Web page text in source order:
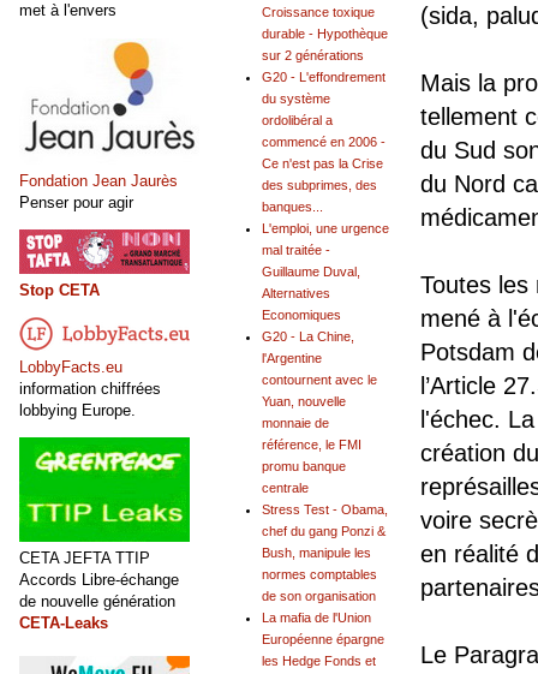
(sida,
Mais la
tellement
du Sud
du Nord
Toutes les
mené à
Potsdam
l’Article
l'échec.
création
voire
en réalité
Le
Croissance toxique
durable - Hypothèque
sur 2 générations
G20 - L'effondrement
du système
ordolibéral a
commencé en 2006 -
Ce n'est pas la Crise
des subprimes, des
banques...
L'emploi, une urgence
mal traitée -
Guillaume Duval,
Alternatives
Economiques
G20 - La Chine,
l'Argentine
contournent avec le
Yuan, nouvelle
monnaie de
référence, le FMI
promu banque
centrale
Stress Test - Obama,
chef du gang Ponzi &
Bush, manipule les
normes comptables
de son organisation
La mafia de l'Union
Européenne épargne
les Hedge Fonds et
met à l'envers
Fondation Jean Jaurès
Penser pour agir
Stop CETA
LobbyFacts.eu
information chiffrées
lobbying Europe.
CETA JEFTA TTIP
Accords Libre-échange
de nouvelle génération
CETA-Leaks